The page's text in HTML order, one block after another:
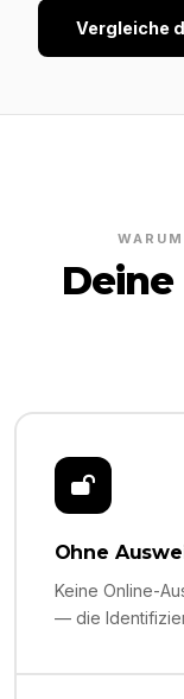
Vergleiche
Ohne
Keine Online-
— die